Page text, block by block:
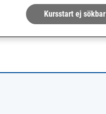
Kursstart ej sökbar